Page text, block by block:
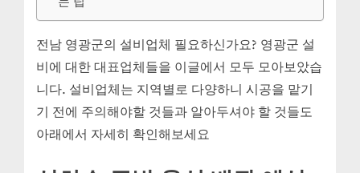
전남 영광군의 설비업체 필요하신가요? 영광군 설
비에 대한 대표업체들을 이글에서 모두 모아보았습
니다. 설비업체는 지역별로 다양하니 시공을 맡기
기 전에 주의해야할 것들과 알아두셔야 할 것들도
아래에서 자세히 확인해보세요